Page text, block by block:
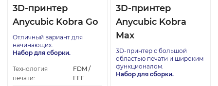
3D-принтер
Anycubic Kobra Go
Отличный вариант для
начинающих.
Набор для сборки.
Технология
печати:
FDM /
FFF
3D-принтер
Anycubic Kobra
Max
3D-принтер с большой
областью печати и широким
функционалом.
Набор для сборки.